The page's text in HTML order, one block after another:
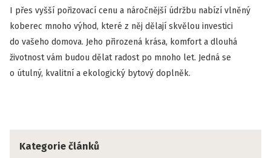
I přes vyšší pořizovací cenu a náročnější údržbu nabízí vlněný
koberec mnoho výhod, které z něj dělají skvělou investici
do vašeho domova. Jeho přirozená krása, komfort a dlouhá
životnost vám budou dělat radost po mnoho let. Jedná se
o útulný, kvalitní a ekologický bytový doplněk.
Kategorie článků